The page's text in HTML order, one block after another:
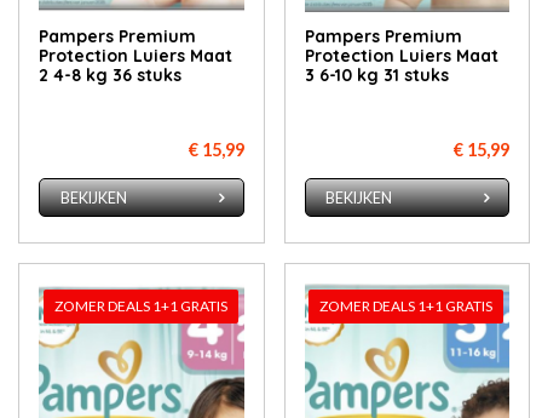
Pampers Premium
Protection Luiers Maat
2 4-8 kg 36 stuks
€ 15,99
BEKIJKEN
Pampers Premium
Protection Luiers Maat
3 6-10 kg 31 stuks
€ 15,99
BEKIJKEN
ZOMER DEALS 1+1 GRATIS ZOMER DEALS 1+1 GRATIS